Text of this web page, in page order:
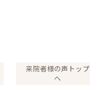
来院者様の声トップ
へ